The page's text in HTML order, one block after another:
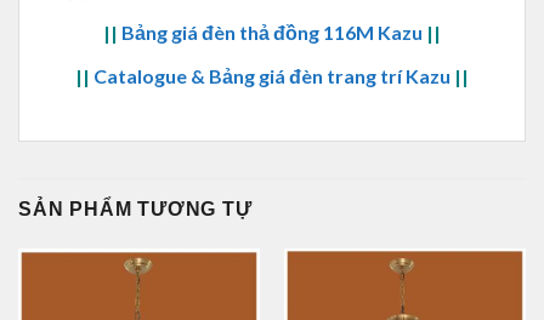
|| Bảng giá đèn thả đồng 116M Kazu ||
|| Catalogue & Bảng giá đèn trang trí Kazu ||
SẢN PHẨM TƯƠNG TỰ